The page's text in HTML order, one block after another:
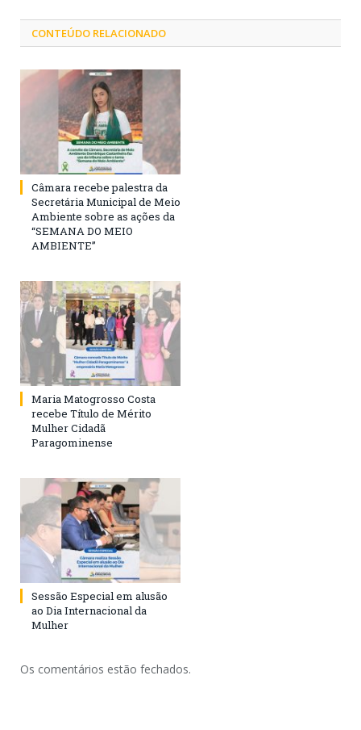
CONTEÚDO RELACIONADO
Câmara recebe palestra da
Secretária Municipal de Meio
Ambiente sobre as ações da
“SEMANA DO MEIO
AMBIENTE”
Maria Matogrosso Costa
recebe Título de Mérito
Mulher Cidadã
Paragominense
Sessão Especial em alusão
ao Dia Internacional da
Mulher
Os comentários estão fechados.